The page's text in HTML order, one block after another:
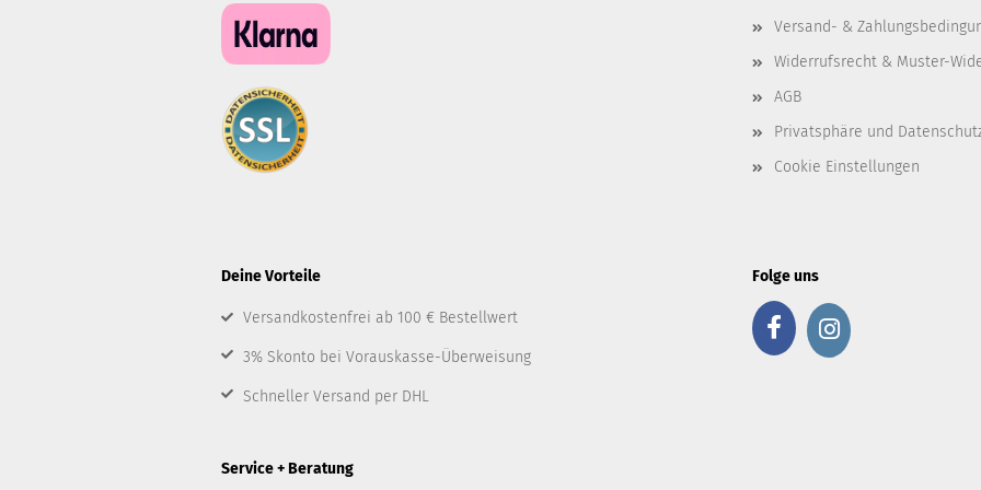
Versand- &
Widerrufsrecht & Muster-
AGB
Privatsphäre und
Cookie Einstellungen
Deine Vorteile
Versandkostenfrei ab 100 € Bestellwert
3% Skonto bei Vorauskasse-Überweisung
Schneller Versand per DHL
Service + Beratung
Folge uns